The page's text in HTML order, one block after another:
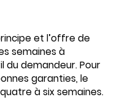
et l’offre de
semaines à
du demandeur. Pour
garanties, le
à six semaines.